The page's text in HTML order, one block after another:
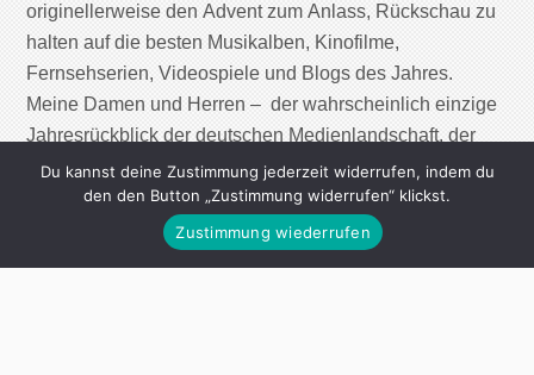
originellerweise den Advent zum Anlass, Rückschau zu
halten auf die besten Musikalben, Kinofilme,
Fernsehserien, Videospiele und Blogs des Jahres.
Meine Damen und Herren – der wahrscheinlich einzige
Jahresrückblick der deutschen Medienlandschaft, der
nicht im November stattfindet … Die besten Alben des
Jahres 2009 La Roux – […]
Du kannst deine Zustimmung jederzeit widerrufen, indem du
den den Button „Zustimmung widerrufen“ klickst.
Zustimmung wiederrufen